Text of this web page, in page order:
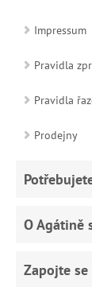
Impressum
Pravidla
Pravidla
Prodejny
O Agátině
Zapojte